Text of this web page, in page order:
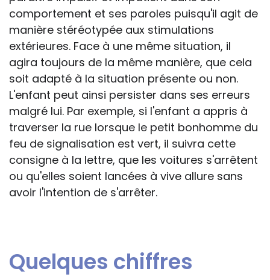
comportement et ses paroles puisqu'il agit de
manière stéréotypée aux stimulations
extérieures. Face à une même situation, il
agira toujours de la même manière, que cela
soit adapté à la situation présente ou non.
L'enfant peut ainsi persister dans ses erreurs
malgré lui. Par exemple, si l'enfant a appris à
traverser la rue lorsque le petit bonhomme du
feu de signalisation est vert, il suivra cette
consigne à la lettre, que les voitures s'arrêtent
ou qu'elles soient lancées à vive allure sans
avoir l'intention de s'arrêter.
Quelques chiffres